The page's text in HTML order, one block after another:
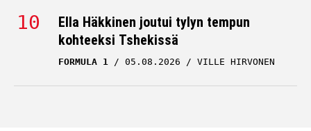
Ella Häkkinen joutui tylyn tempun
kohteeksi Tshekissä
FORMULA 1 05.08.2026 VILLE HIRVONEN